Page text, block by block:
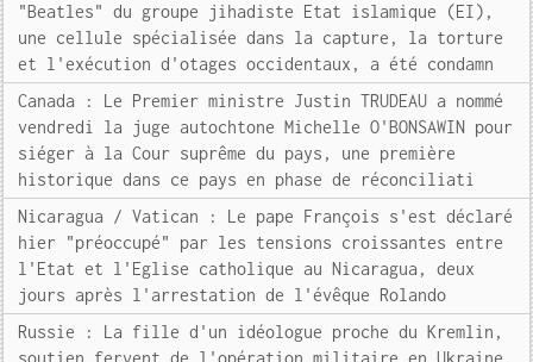
"Beatles" du groupe jihadiste Etat islamique (EI),
une cellule spécialisée dans la capture, la torture
et l'exécution d'otages occidentaux, a été condamn
Canada : Le Premier ministre Justin TRUDEAU a nommé
vendredi la juge autochtone Michelle O'BONSAWIN pour
siéger à la Cour suprême du pays, une première
historique dans ce pays en phase de réconciliati
Nicaragua / Vatican : Le pape François s'est déclaré
hier "préoccupé" par les tensions croissantes entre
l'Etat et l'Eglise catholique au Nicaragua, deux
jours après l'arrestation de l'évêque Rolando
Russie : La fille d'un idéologue proche du Kremlin,
soutien fervent de l'opération militaire en Ukraine,